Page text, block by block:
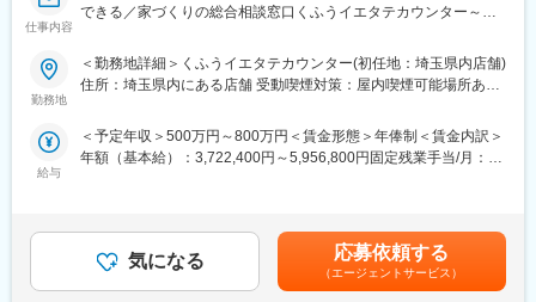
仕事内容
できる／家づくりの総合相談窓口くふうイエタテカウンター～
■概要：
家づくりの総合相談窓口『くふうイエタテカウンター』の店長候
補を募集します。
や新店舗の立ち上げを担っていただく予定です。
ア・SaaSを運営する情報サービス企業です。
『くふうイエタテカウンター』は、注文住宅やリフォーム・リノ
ベーションを検討している方への無料相談＆住宅会社紹介サービ
勤務地
＜勤務地詳細＞くふうイエタテカウンター(初任地：埼玉県内店舗)
住所：埼玉県内にある店舗 受動喫煙対策：屋内喫煙可能場所あり
給与
＜予定年収＞500万円～800万円＜賃金形態＞年俸制＜賃金内訳＞
年額（基本給）：3,722,400円～5,956,800円固定残業手当/月：
給与補足＞※上記年収には、45時間分のみなし残業代を含みま
す。※詳細は、経験・能力を考慮した上で決定■給与改定：年2回
（4月、10月）賃金はあくまでも目安の金額であり、選考を通じ
気になる 応募依頼する
（エージェントサービス）